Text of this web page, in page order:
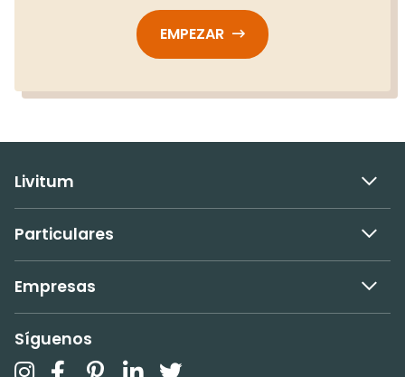
EMPEZAR
Livitum
Particulares
Empresas
Síguenos